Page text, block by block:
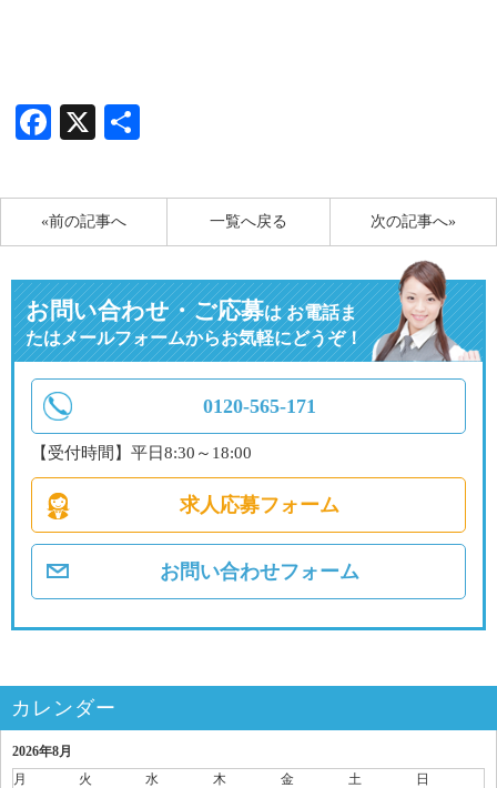
Facebook
X
«前の記事へ 次の記事へ»
一覧へ戻る
お問い合わせ・ご応募はお電話ま
たはメールフォームからお気軽にどうぞ！
0120-565-171
【受付時間】平日8:30～18:00
求人応募フォーム
お問い合わせフォーム
カレンダー
2026年8月
月
火 水 木 金 土
日